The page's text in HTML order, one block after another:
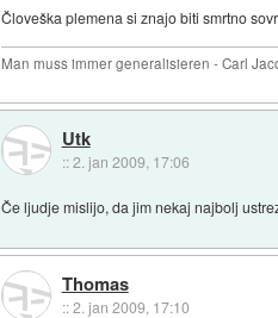
Človeška plemena si znajo biti smrtno
Man muss immer generalisieren - Carl
Utk
::2. jan 2009, 17:06
Če ljudje mislijo, da jim nekaj najbolj
Thomas
::2. jan 2009, 17:10